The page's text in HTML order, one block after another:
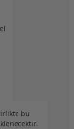
bu